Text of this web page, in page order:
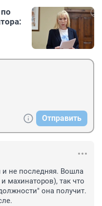
Отправить
и не последняя. Вошла
махинаторов), так что
она получит.